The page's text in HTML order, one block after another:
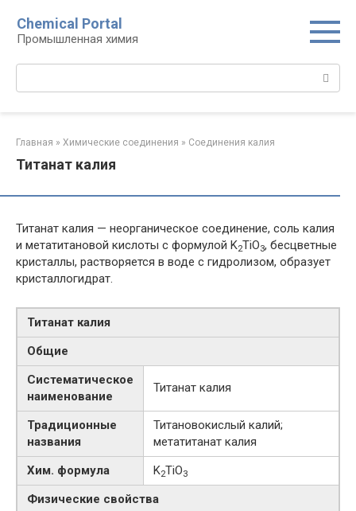
контенту
Chemical Portal
Промышленная химия
Главная » Химические соединения » Соединения калия‎
Титанат калия
Титанат калия — неорганическое соединение, соль калия
и метатитановой кислоты с формулой K2TiO3, бесцветные
кристаллы, растворяется в воде с гидролизом, образует
кристаллогидрат.
Титанат калия
Общие
Систематическое
наименование
Титанат калия
Традиционные
названия
Титановокислый калий;
метатитанат калия
Хим. формула
K2TiO3
Физические свойства